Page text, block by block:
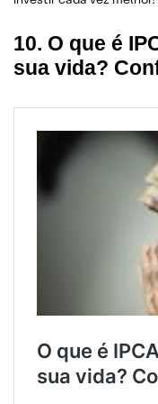
10. O que é
sua vida?